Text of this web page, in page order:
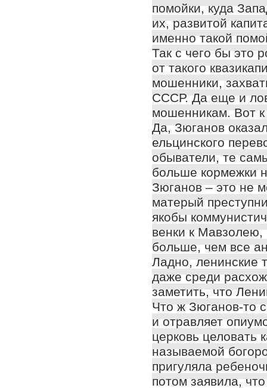
помойки, куда
их, развитой
именно такой
Так с чего бы это
от такого
мошенники,
СССР. Да еще и
мошенникам. Вот к
Да, Зюганов
ельцинского
обыватели, те
больше кормежки
Зюганов – это не
матерый
якобы
венки к
больше, чем все
Ладно, ленинские
даже среди
заметить, что
Что ж Зюганов-то
и отравляет
церковь целовать
называемой
пригуляла
потом заявила,